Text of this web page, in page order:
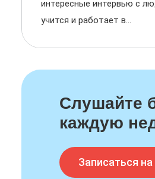
интересные интервью с
учится и работает в...
Слушайте
каждую
Записаться